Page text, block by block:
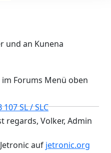
SL / SLC
und an Kunena
Forums Menü oben
regards, Volker, Admin
auf jetronic.org